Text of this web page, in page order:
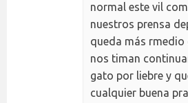
normal este vil
nuestros prensa
queda más
nos timan
gato por liebre y
cualquier buena